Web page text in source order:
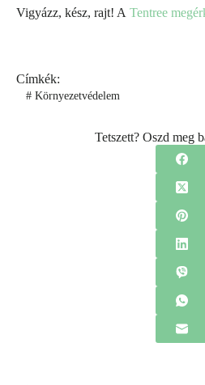
Vigyázz, kész, rajt! A Tentree
Címkék:
#Környezetvédelem
Tetszett? Oszd meg